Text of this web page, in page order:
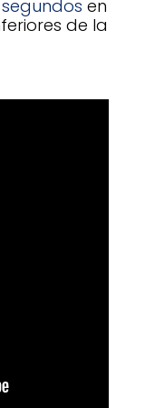
en
de la